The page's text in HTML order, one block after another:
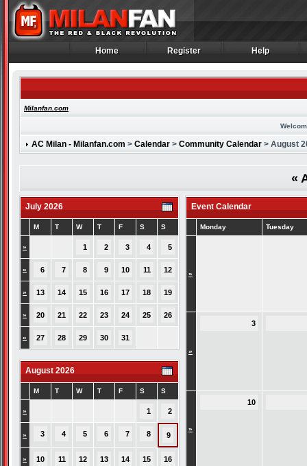
Home
Home Register
Register Help
Help
Milanfan.com
AC Milan - Milanfan.com > Calendar > Community Calendar > August
«
July 2026
M T W T F S S
» 1 2 3 4 5
» 6 7 8 9 10 11 12
» 13 14 15 16 17 18 19
» 20 21 22 23 24 25 26
» 27 28 29 30 31
August 2026
M T W T F S S
» 1 2
» 3 4 5 6 7 8 9
» 10 11 12 13 14 15 16
Event Calendar
Monday Tuesday
»
»
3
»
10